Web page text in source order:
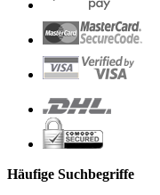
Häufige Suchbegriffe